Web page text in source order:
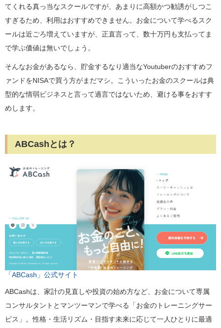
てくれる真っ当なスクールですが、あまりに高額かつ勧誘がしつこ
すぎるため、利用はおすすめできません。お金について学べるスク
ールは近ごろ増えていますが、正直言って、数十万円も支払ってま
で学ぶ価値は無いでしょう。
そんなお金があるなら、貯金するなり適当なYoutuberのおすすめフ
ァンドをNISAで買う方がまだマシ。こういったお金のスクールは典
型的な情弱ビジネスと言って過言ではないため、避ける事をおすす
めします。
ABCashとは？
「ABCash」公式サイト
ABCashは、家計の見直しや投資の始め方など、お金について専属
コンサルタントとマンツーマンで学べる「お金のトレーニングサー
ビス」。性格・生活リズム・目指す未来に応じて一人ひとりに最適